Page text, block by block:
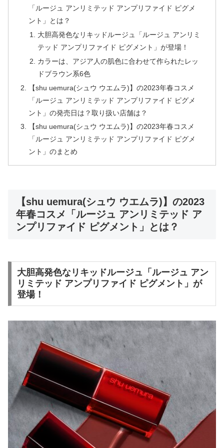
「ルージュ アンリミテッド アンプリファイド ピグメ
ント」とは？
大胆高発色なリキッドルージュ「ルージュ アンリミ
テッド アンプリファイド ピグメント」が登場！
カラーは、アジア人の肌色に合わせて作られたレッ
ドブラウン系6色
【shu uemura(シュウ ウエムラ)】の2023年春コスメ
「ルージュ アンリミテッド アンプリファイド ピグメ
ント」の発売日は？取り扱い店舗は？
【shu uemura(シュウ ウエムラ)】の2023年春コスメ
「ルージュ アンリミテッド アンプリファイド ピグメ
ント」のまとめ
【shu uemura(シュウ ウエムラ)】の2023
年春コスメ「ルージュ アンリミテッド ア
ンプリファイド ピグメント」とは？
大胆高発色なリキッドルージュ「ルージュ アン
リミテッド アンプリファイド ピグメント」が
登場！